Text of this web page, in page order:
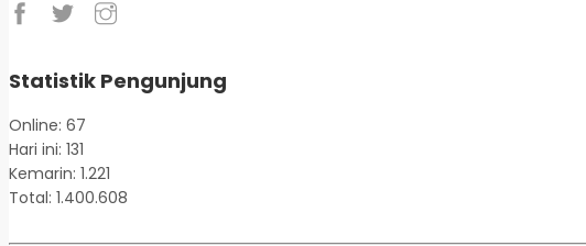
Statistik Pengunjung
Online: 67
Hari ini: 131
Kemarin: 1.221
Total: 1.400.608